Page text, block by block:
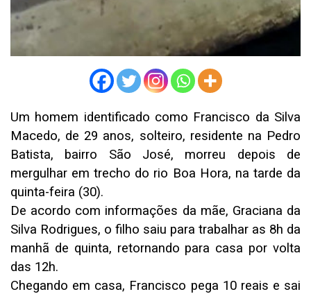
Um homem identificado como Francisco da Silva
Macedo, de 29 anos, solteiro, residente na Pedro
Batista, bairro São José, morreu depois de
mergulhar em trecho do rio Boa Hora, na tarde da
quinta-feira (30).
De acordo com informações da mãe, Graciana da
Silva Rodrigues, o filho saiu para trabalhar as 8h da
manhã de quinta, retornando para casa por volta
das 12h.
Chegando em casa, Francisco pega 10 reais e sai